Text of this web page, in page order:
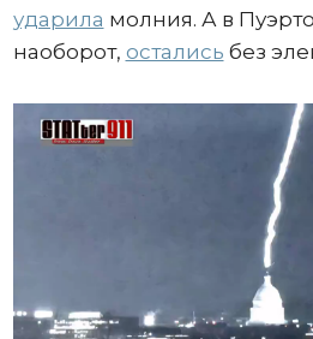
ударила молния. А в
наоборот, остались без